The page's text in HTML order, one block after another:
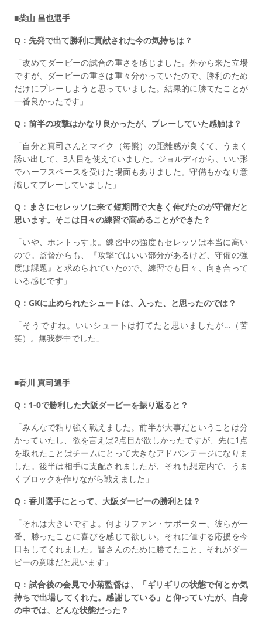
■柴山 昌也選手
Q：先発で出て勝利に貢献された今の気持ちは？
「改めてダービーの試合の重さを感じました。外から来た立場
ですが、ダービーの重さは重々分かっていたので、勝利のため
だけにプレーしようと思っていました。結果的に勝てたことが
一番良かったです」
Q：前半の攻撃はかなり良かったが、プレーしていた感触は？
「自分と真司さんとマイク（毎熊）の距離感が良くて、うまく
誘い出して、3人目を使えていました。ジョルディから、いい形
でハーフスペースを受けた場面もありました。守備もかなり意
識してプレーしていました」
Q：まさにセレッソに来て短期間で大きく伸びたのが守備だと
思います。そこは日々の練習で高めることができた？
「いや、ホントっすよ。練習中の強度もセレッソは本当に高い
ので。監督からも、『攻撃ではいい部分があるけど、守備の強
度は課題』と求められていたので、練習でも日々、向き合って
いる感じです」
Q：GKに止められたシュートは、入った、と思ったのでは？
「そうですね。いいシュートは打てたと思いましたが…（苦
笑）。無我夢中でした」
■香川 真司選手
Q：1-0で勝利した大阪ダービーを振り返ると？
「みんなで粘り強く戦えました。前半が大事だということは分
かっていたし、欲を言えば2点目が欲しかったですが、先に1点
を取れたことはチームにとって大きなアドバンテージになりま
した。後半は相手に支配されましたが、それも想定内で、うま
くブロックを作りながら戦えました」
Q：香川選手にとって、大阪ダービーの勝利とは？
「それは大きいですよ。何よりファン・サポーター、彼らが一
番、勝ったことに喜びを感じて欲しい。それに値する応援を今
日もしてくれました。皆さんのために勝てたこと、それがダー
ビーの意味だと思います」
Q：試合後の会見で小菊監督は、「ギリギリの状態で何とか気
持ちで出場してくれた。感謝している」と仰っていたが、自身
の中では、どんな状態だった？